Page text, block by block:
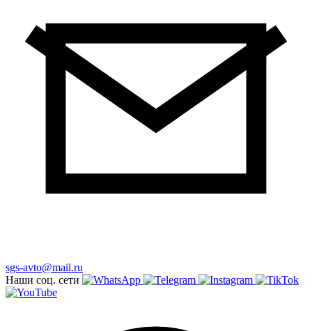
sgs-avto@mail.ru
Наши соц. сети